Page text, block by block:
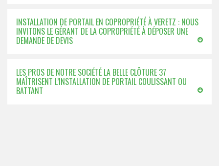
INSTALLATION DE PORTAIL EN COPROPRIÉTÉ À VERETZ : NOUS
INVITONS LE GÉRANT DE LA COPROPRIÉTÉ À DÉPOSER UNE
DEMANDE DE DEVIS
LES PROS DE NOTRE SOCIÉTÉ LA BELLE CLÔTURE 37
MAÎTRISENT L’INSTALLATION DE PORTAIL COULISSANT OU
BATTANT